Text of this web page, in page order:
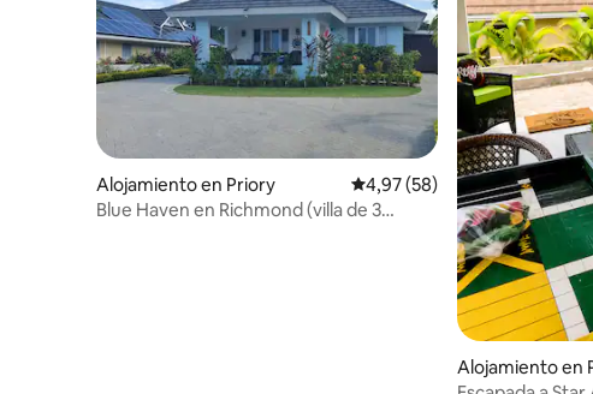
Alojamiento en Priory Calificación promedio: 4,97
4,97 (58)
Blue Haven en Richmond (villa de 3
Alojamiento en